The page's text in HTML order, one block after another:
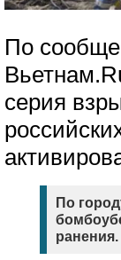
По
серия
По
ранения.